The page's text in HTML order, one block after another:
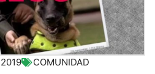
COMUNIDAD